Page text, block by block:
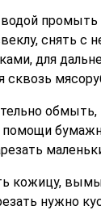
промыть
снять с
для
сквозь
обмыть,
кожицу,
нужно